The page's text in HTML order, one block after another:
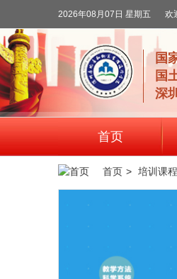
2026年08月07日 星期五 欢
国
国
深
首页
首页 > 培训课程